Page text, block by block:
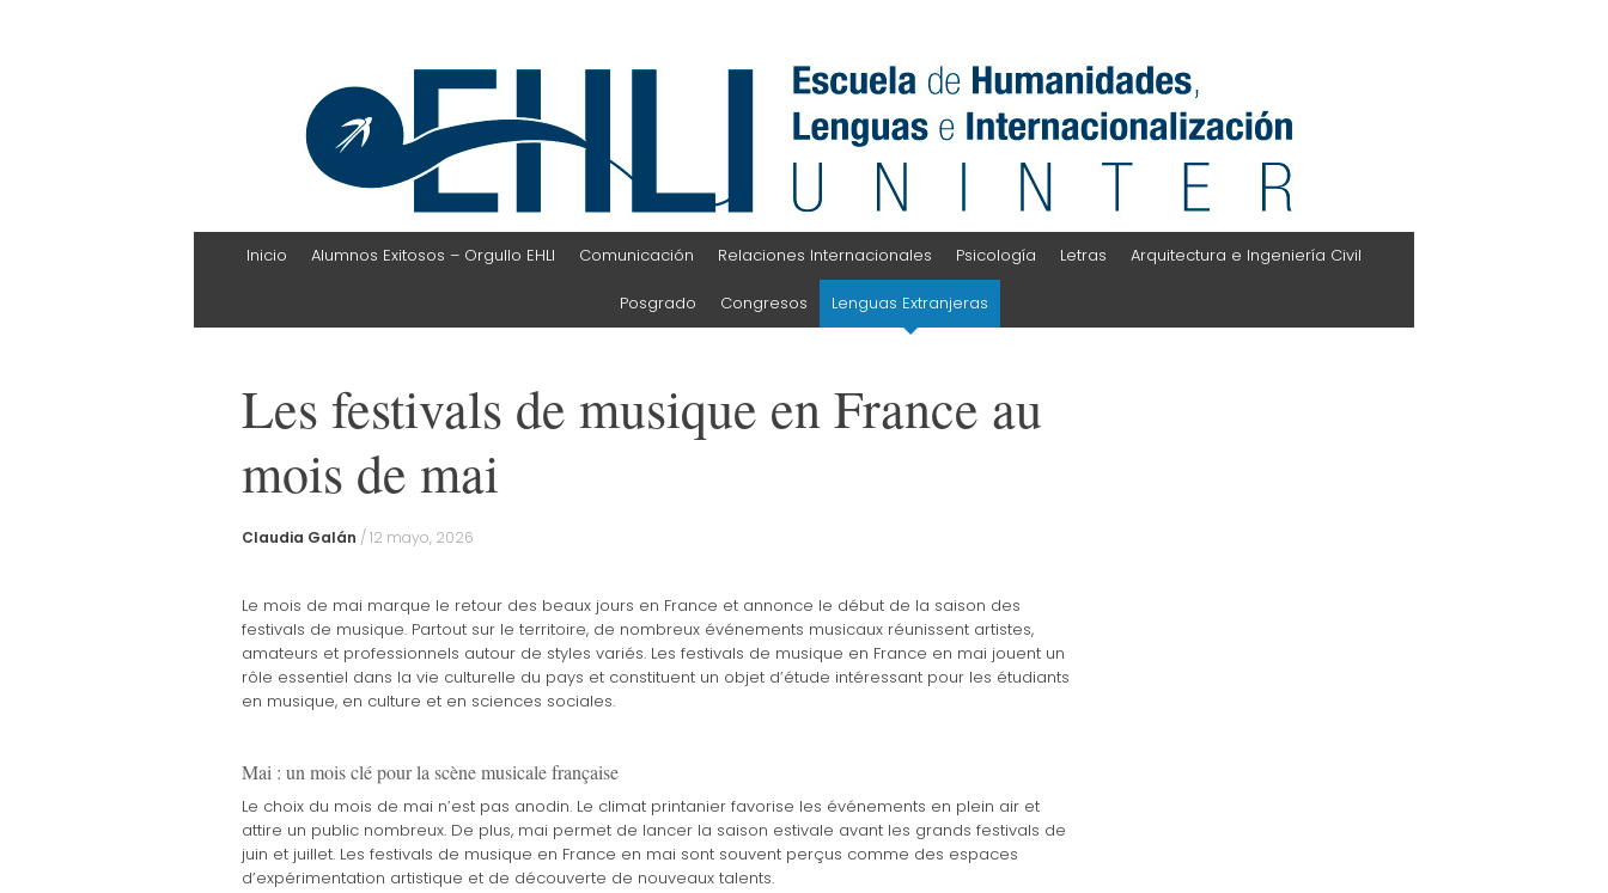
EHLI
UNINTER
Inicio Alumnos Exitosos – Orgullo EHLI Comunicación Relaciones Internacionales Psicología Letras Arquitectura e Ingeniería Civil
Posgrado Congresos Lenguas Extranjeras
Les festivals de musique en France au
mois de mai
Claudia Galán /12 mayo, 2026
Le mois de mai marque le retour des beaux jours en France et annonce le début de la saison des
festivals de musique. Partout sur le territoire, de nombreux événements musicaux réunissent artistes,
amateurs et professionnels autour de styles variés. Les festivals de musique en France en mai jouent un
rôle essentiel dans la vie culturelle du pays et constituent un objet d’étude intéressant pour les étudiants
en musique, en culture et en sciences sociales.
Mai : un mois clé pour la scène musicale française
Le choix du mois de mai n’est pas anodin. Le climat printanier favorise les événements en plein air et
attire un public nombreux. De plus, mai permet de lancer la saison estivale avant les grands festivals de
juin et juillet. Les festivals de musique en France en mai sont souvent perçus comme des espaces
d’expérimentation artistique et de découverte de nouveaux talents.